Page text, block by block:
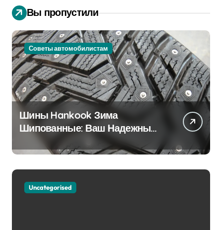
Вы пропустили
Советы автомобилистам
Шины Hankook Зима
Шипованные: Ваш Надежный
Партнёр на Снежных Дорогах
Uncategorised